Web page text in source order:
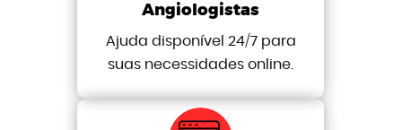
Angiologistas
Ajuda disponível 24/7 para
suas necessidades online.